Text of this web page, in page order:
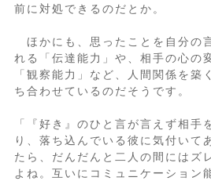
前に対処できるのだとか。
ほかにも、思ったことを自分の
れる「伝達能力」や、相手の心の
「観察能力」など、人間関係を築
ち合わせているのだそうです。
「『好き』のひと言が言えず相手
り、落ち込んでいる彼に気付いて
たら、だんだんと二人の間にはズ
よね。互いにコミュニケーション